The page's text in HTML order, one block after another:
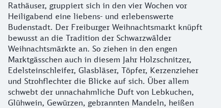
Rathäuser, gruppiert sich in den vier Wochen vor
Heiligabend eine liebens- und erlebenswerte
Budenstadt. Der Freiburger Weihnachtsmarkt knüpft
bewusst an die Tradition der Schwarzwälder
Weihnachtsmärkte an. So ziehen in den engen
Marktgässchen auch in diesem Jahr Holzschnitzer,
Edelsteinschleifer, Glasbläser, Töpfer, Kerzenzieher
und Strohflechter die Blicke auf sich. Über allem
schwebt der unnachahmliche Duft von Lebkuchen,
Glühwein, Gewürzen, gebrannten Mandeln, heißen